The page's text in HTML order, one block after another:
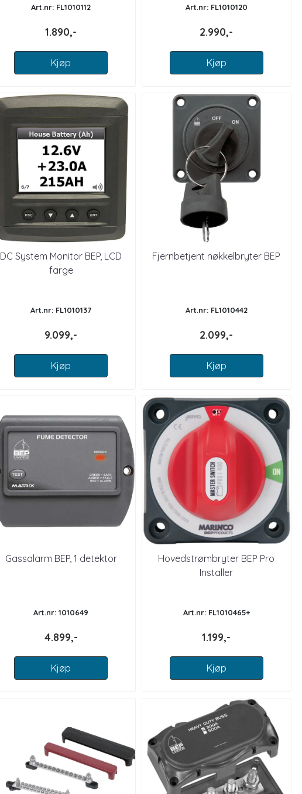
Art.nr: FL1010112
1.890,-
Kjøp
Art.nr: FL1010120
2.990,-
Kjøp
DC System Monitor BEP, LCD
farge
Art.nr: FL1010137
9.099,-
Kjøp
Fjernbetjent nøkkelbryter BEP
Art.nr: FL1010442
2.099,-
Kjøp
Gassalarm BEP, 1 detektor
Art.nr: 1010649
4.899,-
Kjøp
Hovedstrømbryter BEP Pro
Installer
Art.nr: FL1010465+
1.199,-
Kjøp